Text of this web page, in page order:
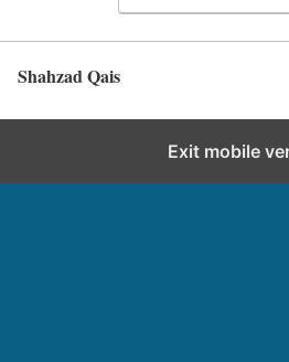
Shahzad Qais
Exit mobile